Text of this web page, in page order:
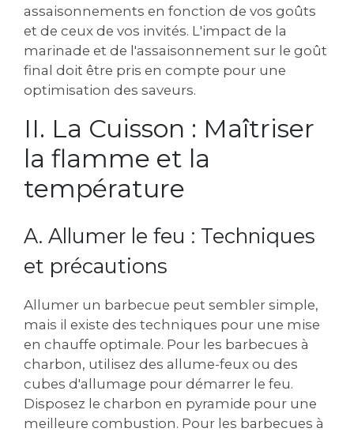
assaisonnements en fonction de vos goûts
et de ceux de vos invités. L'impact de la
marinade et de l'assaisonnement sur le goût
final doit être pris en compte pour une
optimisation des saveurs.
II. La Cuisson : Maîtriser
la flamme et la
température
A. Allumer le feu : Techniques
et précautions
Allumer un barbecue peut sembler simple,
mais il existe des techniques pour une mise
en chauffe optimale. Pour les barbecues à
charbon, utilisez des allume-feux ou des
cubes d'allumage pour démarrer le feu.
Disposez le charbon en pyramide pour une
meilleure combustion. Pour les barbecues à